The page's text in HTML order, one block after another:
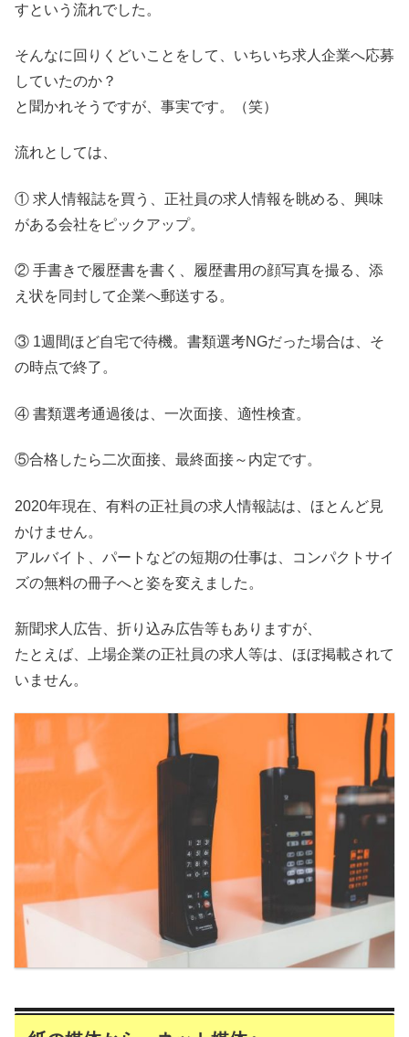
すという流れでした。
そんなに回りくどいことをして、いちいち求人企業へ応募
していたのか？
と聞かれそうですが、事実です。（笑）
流れとしては、
① 求人情報誌を買う、正社員の求人情報を眺める、興味
がある会社をピックアップ。
② 手書きで履歴書を書く、履歴書用の顔写真を撮る、添
え状を同封して企業へ郵送する。
③ 1週間ほど自宅で待機。書類選考NGだった場合は、そ
の時点で終了。
④ 書類選考通過後は、一次面接、適性検査。
⑤合格したら二次面接、最終面接～内定です。
2020年現在、有料の正社員の求人情報誌は、ほとんど見
かけません。
アルバイト、パートなどの短期の仕事は、コンパクトサイ
ズの無料の冊子へと姿を変えました。
新聞求人広告、折り込み広告等もありますが、
たとえば、上場企業の正社員の求人等は、ほぼ掲載されて
いません。